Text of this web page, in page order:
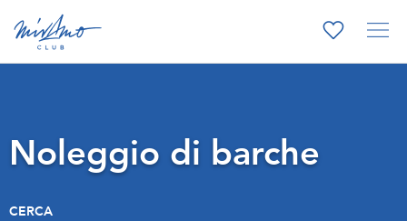
Noleggio di barche
CERCA